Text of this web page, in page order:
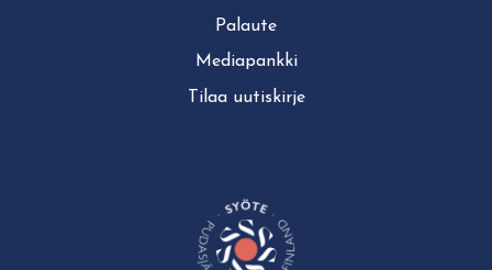
Palaute
Mediapankki
Tilaa uutiskirje